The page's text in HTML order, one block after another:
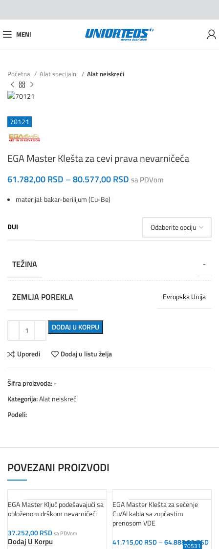
MENI
Početna Alat specijalni Alat neiskreći
70121
EGA Master Klešta za cevi prava nevarničeća
61.782,00RSD –80.577,00RSD sa PDVom
materijal: bakar-berilijum (Cu-Be)
DUI
TEŽINA -
ZEMLJA POREKLA Evropska Unija
DODAJ U KORPU
Uporedi Dodaj u listu želja
Šifra proizvoda:-
Kategorija:Alat neiskreći
Podeli:
POVEZANI PROIZVODI
EGA Master Ključ podešavajući sa
obloženom drškom nevarničeći
37.252,00RSDsa PDVom
Dodaj U Korpu 75112
EGA Master Klešta za sečenje
Cu/Al kabla sa zupčastim
prenosom VDE
41.715,00RSD–64.888,00RSD
73010
70170
70111
72239
75320
73008
70531